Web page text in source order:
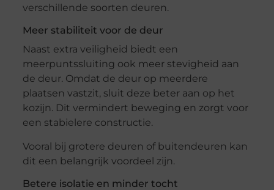
verschillende soorten deuren.
Meer stabiliteit voor de deur
Naast extra veiligheid biedt een
meerpuntssluiting ook meer stevigheid aan
de deur. Omdat de deur op meerdere
plaatsen vastzit, sluit deze beter aan op het
kozijn. Dit vermindert beweging en zorgt voor
een stabielere constructie.
Vooral bij grotere deuren of buitendeuren kan
dit een belangrijk voordeel zijn.
Betere isolatie en minder tocht